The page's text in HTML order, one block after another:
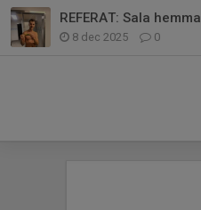
REFERAT: Sala hemma
8 dec 2025 0